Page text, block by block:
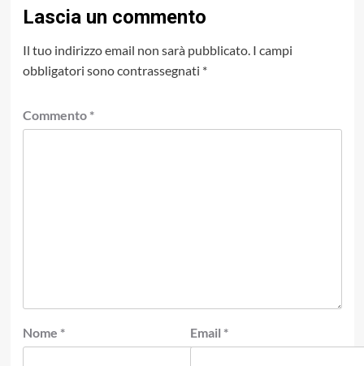
Lascia un commento
Il tuo indirizzo email non sarà pubblicato. I campi
obbligatori sono contrassegnati *
Commento *
Nome * Email *